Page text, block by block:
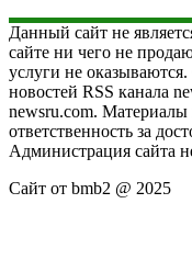
Данный сайт не
сайте ни чего не
услуги не
новостей RSS канала
newsru.com. Материалы
ответственность за
Администрация сайта
Сайт от bmb2 @ 2025